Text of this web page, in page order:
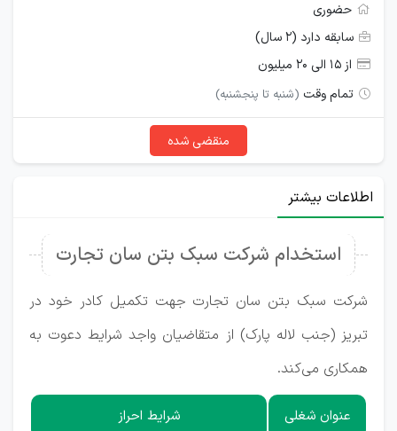
حضوری
سابقه دارد (۲ سال)
از ۱۵ الی ۲۰ میلیون
تمام وقت (شنبه تا پنجشنبه)
منقضی شده
اطلاعات بیشتر
استخدام شرکت سبک بتن سان تجارت
شرکت سبک بتن سان تجارت جهت تکمیل کادر خود در
تبریز (جنب لاله پارک) از متقاضیان واجد شرایط دعوت به
همکاری می‌کند.
عنوان شغلی شرایط احراز